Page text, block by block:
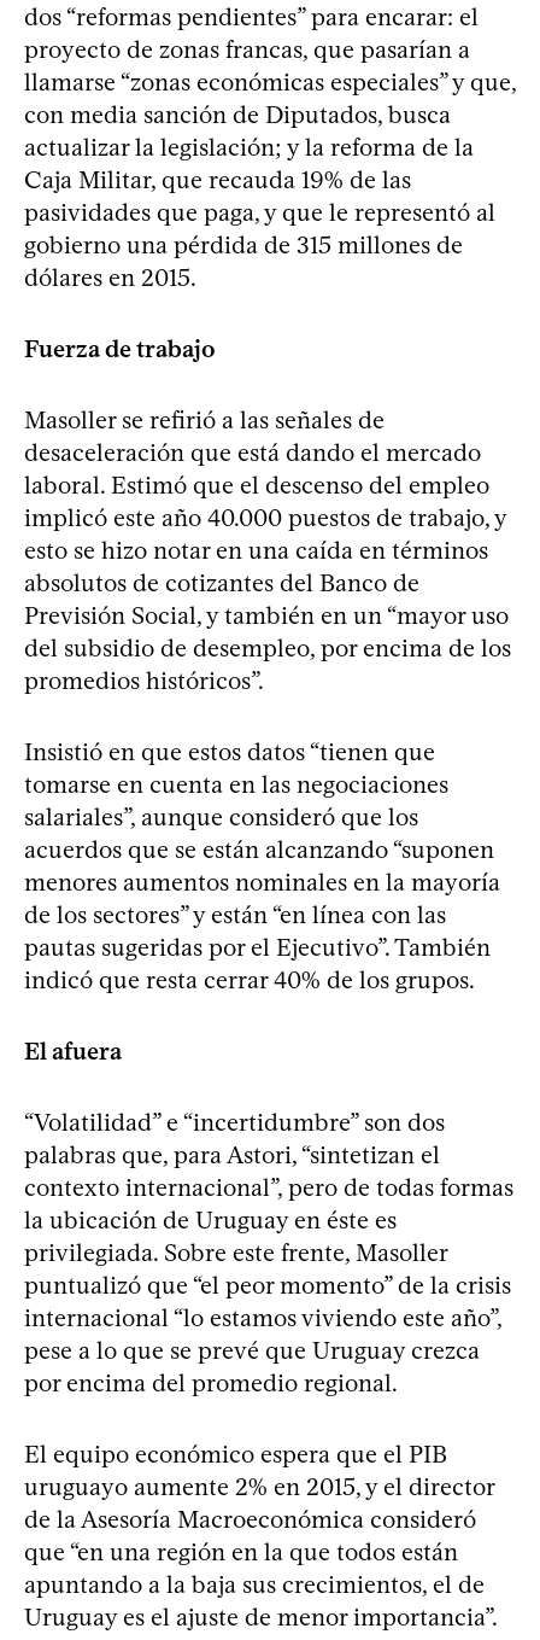
dos “reformas pendientes” para encarar: el
proyecto de zonas francas, que pasarían a
llamarse “zonas económicas especiales” y que,
con media sanción de Diputados, busca
actualizar la legislación; y la reforma de la
Caja Militar, que recauda 19% de las
pasividades que paga, y que le representó al
gobierno una pérdida de 315 millones de
dólares en 2015.
Fuerza de trabajo
Masoller se refirió a las señales de
desaceleración que está dando el mercado
laboral. Estimó que el descenso del empleo
implicó este año 40.000 puestos de trabajo, y
esto se hizo notar en una caída en términos
absolutos de cotizantes del Banco de
Previsión Social, y también en un “mayor uso
del subsidio de desempleo, por encima de los
promedios históricos”.
Insistió en que estos datos “tienen que
tomarse en cuenta en las negociaciones
salariales”, aunque consideró que los
acuerdos que se están alcanzando “suponen
menores aumentos nominales en la mayoría
de los sectores” y están “en línea con las
pautas sugeridas por el Ejecutivo”. También
indicó que resta cerrar 40% de los grupos.
El afuera
“Volatilidad” e “incertidumbre” son dos
palabras que, para Astori, “sintetizan el
contexto internacional”, pero de todas formas
la ubicación de Uruguay en éste es
privilegiada. Sobre este frente, Masoller
puntualizó que “el peor momento” de la crisis
internacional “lo estamos viviendo este año”,
pese a lo que se prevé que Uruguay crezca
por encima del promedio regional.
El equipo económico espera que el PIB
uruguayo aumente 2% en 2015, y el director
de la Asesoría Macroeconómica consideró
que “en una región en la que todos están
apuntando a la baja sus crecimientos, el de
Uruguay es el ajuste de menor importancia”.